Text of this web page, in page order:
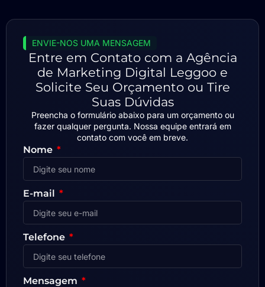
ENVIE-NOS UMA MENSAGEM
Entre em Contato com a Agência
de Marketing Digital Leggoo e
Solicite Seu Orçamento ou Tire
Suas Dúvidas
Preencha o formulário abaixo para um orçamento ou
fazer qualquer pergunta. Nossa equipe entrará em
contato com você em breve.
Nome
E-mail
Telefone
Mensagem